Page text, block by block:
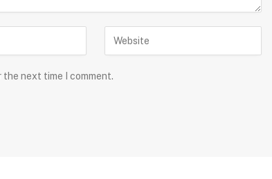
the next time I comment.